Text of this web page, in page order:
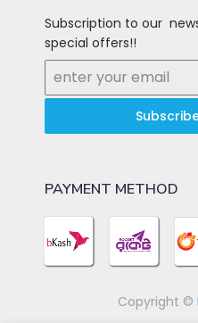
Subscription to our
special offers!!
PAYMENT METHOD
Copyright ©